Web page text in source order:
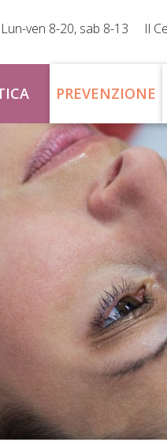
Lun-ven 8-20, sab 8-13 Il
PREVENZIONE